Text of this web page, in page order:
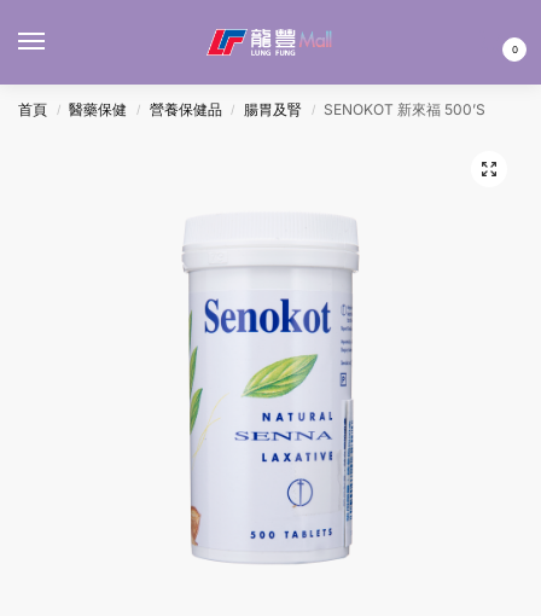
0
首頁 / 醫藥保健 / 營養保健品 / 腸胃及腎 / SENOKOT 新來福 500’S